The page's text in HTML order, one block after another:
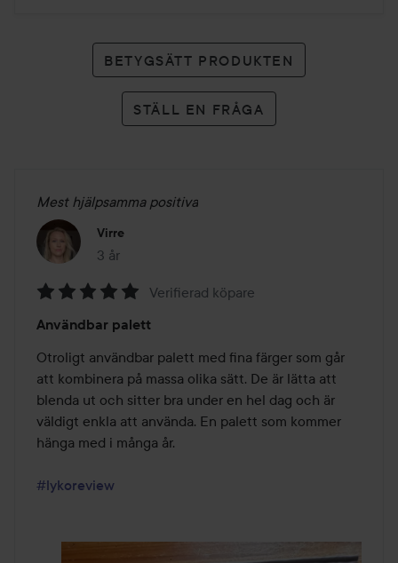
BETYGSÄTT PRODUKTEN
STÄLL EN FRÅGA
Mest hjälpsamma positiva
Virre
3 år
Inlägget skapades 3 år
5
av
5
Verifierad köpare
Användbar palett
Otroligt användbar palett med fina färger som går
att kombinera på massa olika sätt. De är lätta att
blenda ut och sitter bra under en hel dag och är
väldigt enkla att använda. En palett som kommer
hänga med i många år.
#lykoreview